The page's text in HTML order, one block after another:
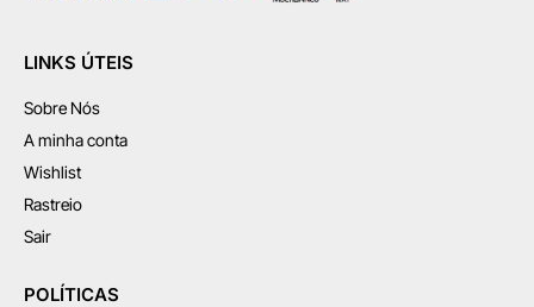
LINKS ÚTEIS
Sobre Nós
A minha conta
Wishlist
Rastreio
Sair
POLÍTICAS